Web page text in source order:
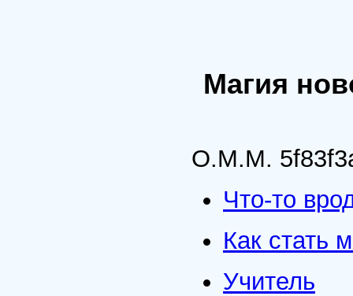
Магия
О.М.М.
Что-то
Как стать
Учитель